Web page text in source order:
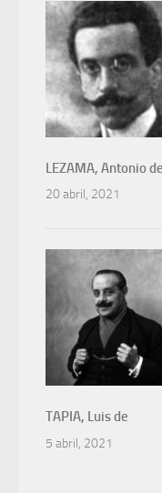
LEZAMA, Antonio de
20 abril, 2021
TAPIA, Luis de
5 abril, 2021